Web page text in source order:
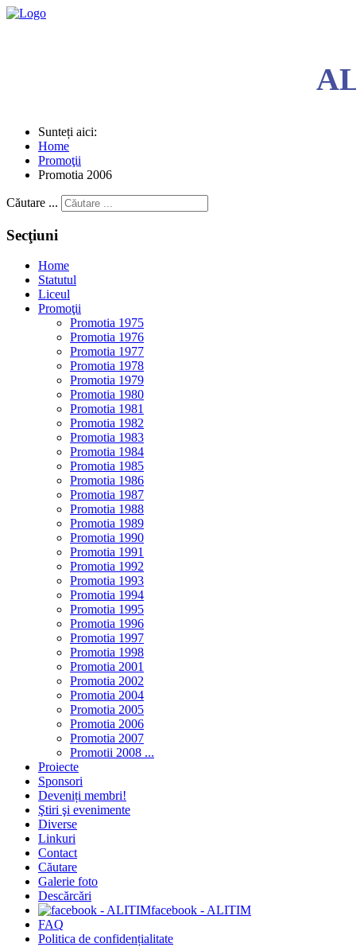
Sunteți aici:
Home
Promoţii
Promotia 2006
Căutare ...
Secţiuni
Home
Statutul
Liceul
Promoţii
Promotia 1975
Promotia 1976
Promotia 1977
Promotia 1978
Promotia 1979
Promotia 1980
Promotia 1981
Promotia 1982
Promotia 1983
Promotia 1984
Promotia 1985
Promotia 1986
Promotia 1987
Promotia 1988
Promotia 1989
Promotia 1990
Promotia 1991
Promotia 1992
Promotia 1993
Promotia 1994
Promotia 1995
Promotia 1996
Promotia 1997
Promotia 1998
Promotia 2001
Promotia 2002
Promotia 2004
Promotia 2005
Promotia 2006
Promotia 2007
Promotii 2008 ...
Proiecte
Sponsori
Deveniți membri!
Ştiri şi evenimente
Diverse
Linkuri
Contact
Căutare
Galerie foto
Descărcări
facebook - ALITIM
FAQ
Politica de confidențialitate